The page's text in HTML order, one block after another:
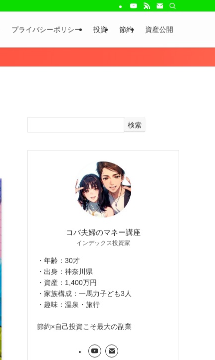
プライバシーポリシー 投資 節約 資産公開
検索
コバ夫婦のマネー講座
インデックス投資家
・年齢：30才
・出身：神奈川県
・資産：1,400万円
・家族構成：一馬力子ども3人
・趣味：温泉・旅行
節約×自己投資こそ最大の副業